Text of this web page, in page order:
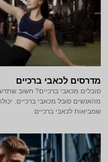
מדרסים לכאבי ברכיים
סובלים מכאבי ברכיים? חשוב
מהאנשים סובל מכאבי ברכיים.
שמביאות לכאבי ברכיים